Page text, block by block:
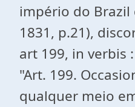
império do Brazil
1831, p.21),
art 199, in verbis :
"Art. 199.
qualquer meio